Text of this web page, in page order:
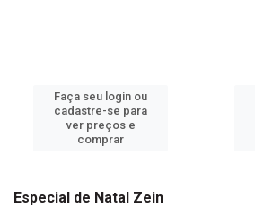
Faça seu login ou
cadastre-se para
ver preços e
comprar
Especial de Natal Zein